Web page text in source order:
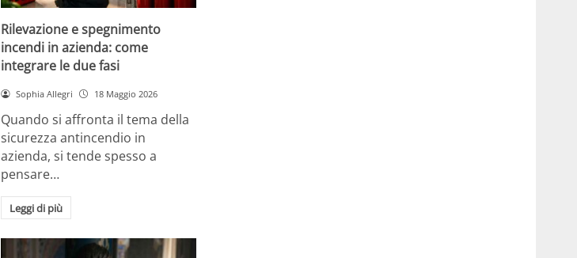
Rilevazione e spegnimento
incendi in azienda: come
integrare le due fasi
Sophia Allegri 18 Maggio 2026
Quando si affronta il tema della
sicurezza antincendio in
azienda, si tende spesso a
pensare…
Leggi di più